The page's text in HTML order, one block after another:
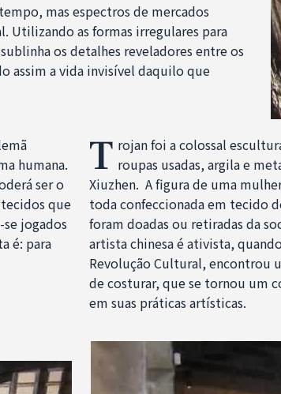
mas espectros de mercados
Utilizando as formas irregulares para
os detalhes reveladores entre os
assim a vida invisível daquilo que
humana.
ser o
que
jogados
é: para
T rojan foi a colossal
roupas usadas, argila e
Xiuzhen. A figura de uma
toda confeccionada em tecido
foram doadas ou retiradas da
artista chinesa é ativista,
Revolução Cultural, encontrou
de costurar, que se tornou um
em suas práticas artísticas.